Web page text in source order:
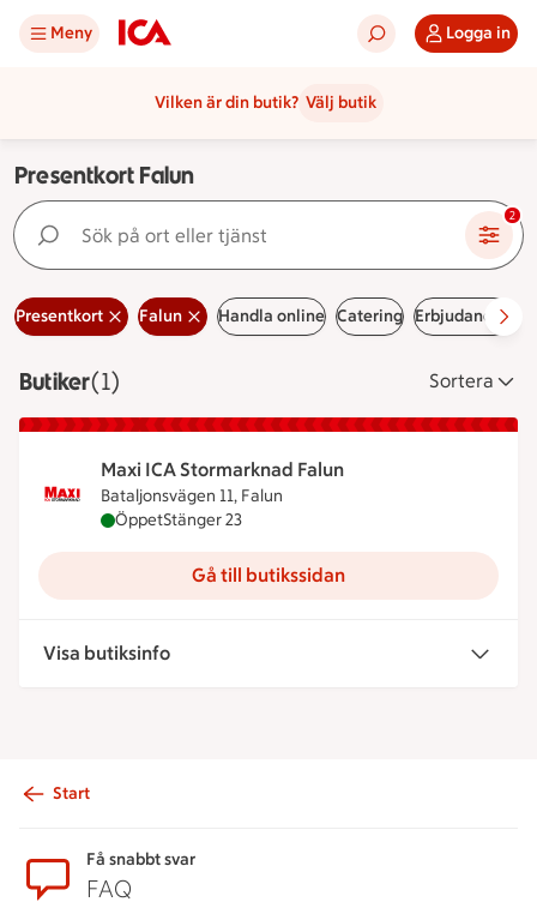
Meny Logga in
Vilken är din butik? Välj butik
Presentkort Falun
Sök på ort eller tjänst 2
Presentkort Falun Handla online Catering Erbjudanden
ButikerVisar 1 stycken
(1) Sortera
Maxi ICA Stormarknad Falun
Bataljonsvägen 11, Falun
Maxi ICA Stormarknad Falun är öppen nu, stänger
ÖppetStänger 23
Gå till butikssidan
Visa butiksinfo
Start
Få snabbt svar
FAQ